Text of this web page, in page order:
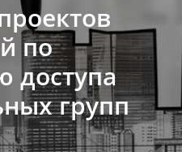
по
доступа
групп